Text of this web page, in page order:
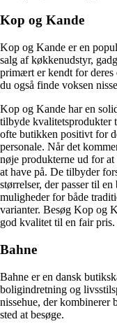
Kop og Kande
Kop og Kande er en
salg af køkkenudstyr,
primært er kendt for deres
du også finde voksen
Kop og Kande har en
tilbyde kvalitetsprodukter
ofte butikken positivt for
personale. Når det
nøje produkterne ud for
at have på. De tilbyder
størrelser, der passer til
muligheder for både
varianter. Besøg Kop og
god kvalitet til en fair pris.
Bahne
Bahne er en dansk
boligindretning og
nissehue, der kombinerer
sted at besøge.